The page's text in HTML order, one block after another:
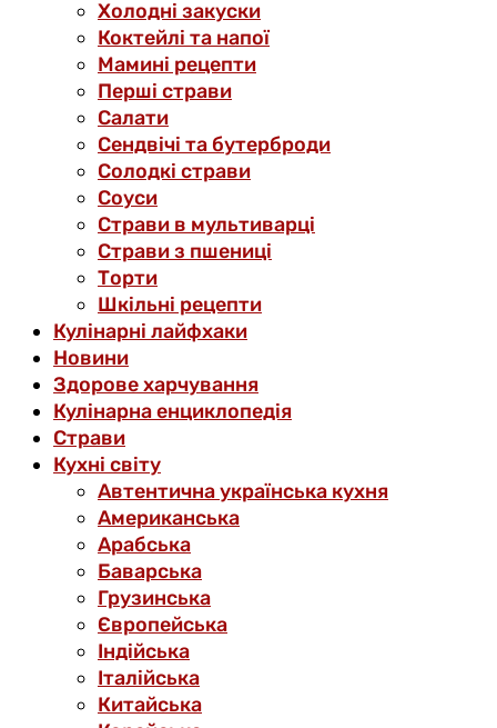
Холодні закуски
Коктейлі та напої
Мамині рецепти
Перші страви
Салати
Сендвічі та бутерброди
Солодкі страви
Соуси
Страви в мультиварці
Страви з пшениці
Торти
Шкільні рецепти
Кулінарні лайфхаки
Новини
Здорове харчування
Кулінарна енциклопедія
Страви
Кухні світу
Автентична українська кухня
Американська
Арабська
Баварська
Грузинська
Європейська
Індійська
Італійська
Китайська